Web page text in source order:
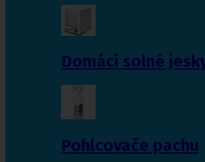
Domácí solné
Pohlcovače pachu